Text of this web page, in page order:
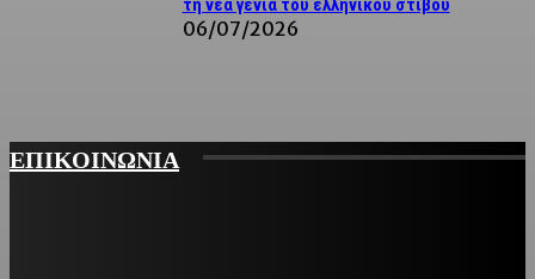
τη νέα γενιά του ελληνικού στίβου
06/07/2026
ΕΠΙΚΟΙΝΩΝΙΑ